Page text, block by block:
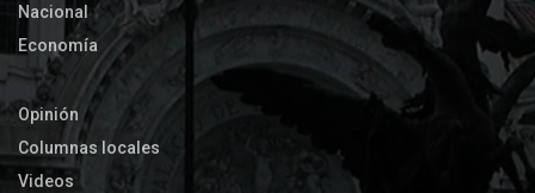
Nacional
Economía
Opinión
Columnas locales
Videos